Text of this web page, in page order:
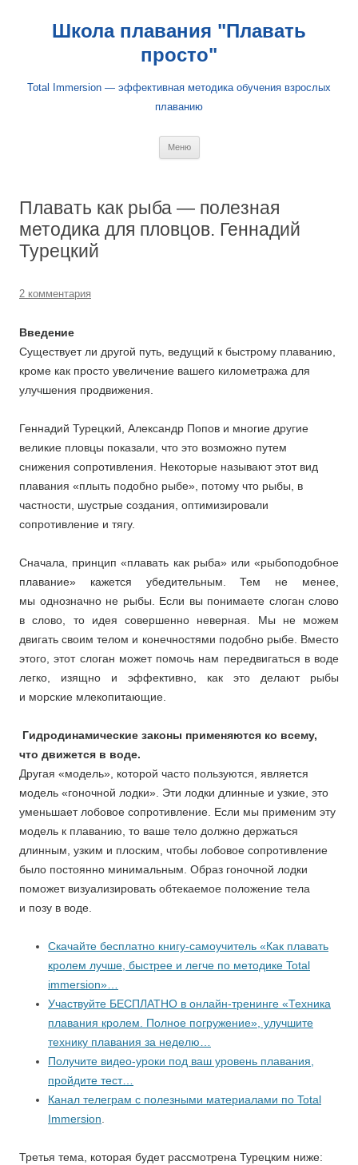
Школа плавания "Плавать
просто"
Total Immersion — эффективная методика обучения взрослых
плаванию
Меню
Плавать как рыба — полезная
методика для пловцов. Геннадий
Турецкий
2 комментария
Введение
Существует ли другой путь, ведущий к быстрому плаванию,
кроме как просто увеличение вашего километража для
улучшения продвижения.
Геннадий Турецкий, Александр Попов и многие другие
великие пловцы показали, что это возможно путем
снижения сопротивления. Некоторые называют этот вид
плавания «плыть подобно рыбе», потому что рыбы, в
частности, шустрые создания, оптимизировали
сопротивление и тягу.
Сначала, принцип «плавать как рыба» или «рыбоподобное
плавание» кажется убедительным. Тем не менее,
мы однозначно не рыбы. Если вы понимаете слоган слово
в слово, то идея совершенно неверная. Мы не можем
двигать своим телом и конечностями подобно рыбе. Вместо
этого, этот слоган может помочь нам передвигаться в воде
легко, изящно и эффективно, как это делают рыбы
и морские млекопитающие.
Гидродинамические законы применяются ко всему,
что движется в воде.
Другая «модель», которой часто пользуются, является
модель «гоночной лодки». Эти лодки длинные и узкие, это
уменьшает лобовое сопротивление. Если мы применим эту
модель к плаванию, то ваше тело должно держаться
длинным, узким и плоским, чтобы лобовое сопротивление
было постоянно минимальным. Образ гоночной лодки
поможет визуализировать обтекаемое положение тела
и позу в воде.
Скачайте бесплатно книгу-самоучитель «Как плавать
кролем лучше, быстрее и легче по методике Total
immersion»…
Участвуйте БЕСПЛАТНО в онлайн-тренинге «Техника
плавания кролем. Полное погружение», улучшите
технику плавания за неделю…
Получите видео-уроки под ваш уровень плавания,
пройдите тест…
Канал телеграм с полезными материалами по Total
Immersion.
Третья тема, которая будет рассмотрена Турецким ниже: